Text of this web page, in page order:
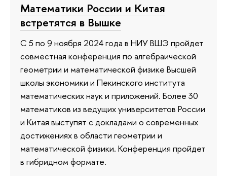
Математики России и Китая
встретятся в Вышке
С 5 по 9 ноября 2024 года в НИУ ВШЭ пройдет
совместная конференция по алгебраической
геометрии и математической физике Высшей
школы экономики и Пекинского института
математических наук и приложений. Более 30
математиков из ведущих университетов России
и Китая выступят с докладами о современных
достижениях в области геометрии и
математической физики. Конференция пройдет
в гибридном формате.